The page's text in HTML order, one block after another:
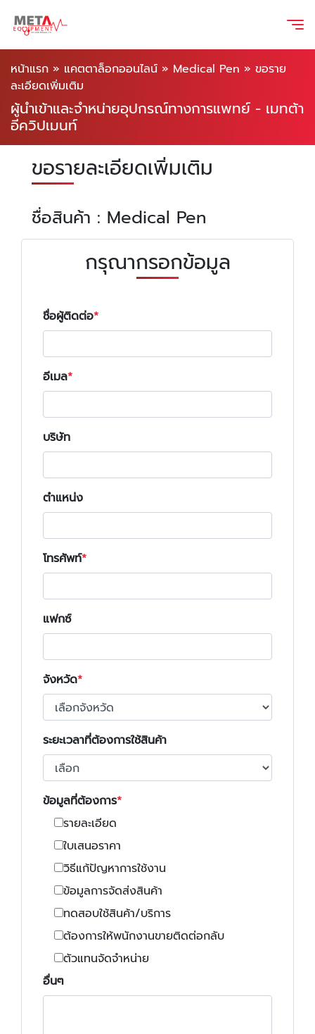
หน้าแรก » แคตตาล็อกออนไลน์ » Medical Pen » ขอราย
ละเอียดเพิ่มเติม
ผู้นำเข้าและจำหน่ายอุปกรณ์ทางการแพทย์ - เมทต้า
อีควิปเมนท์
ขอรายละเอียดเพิ่มเติม
ชื่อสินค้า : Medical Pen
กรุณากรอกข้อมูล
ชื่อผู้ติดต่อ
อีเมล
บริษัท
ตำแหน่ง
โทรศัพท์
แฟกซ์
จังหวัด
ระยะเวลาที่ต้องการใช้สินค้า
ข้อมูลที่ต้องการ
รายละเอียด
ใบเสนอราคา
วิธีแก้ปัญหาการใช้งาน
ข้อมูลการจัดส่งสินค้า
ทดสอบใช้สินค้า/บริการ
ต้องการให้พนักงานขายติดต่อกลับ
ตัวแทนจัดจำหน่าย
อื่นๆ